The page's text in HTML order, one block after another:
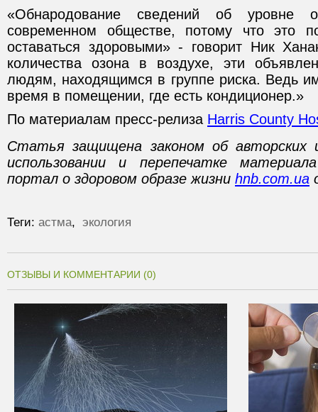
«Обнародование сведений об уровне
современном обществе, потому что это
оставаться здоровыми» - говорит Ник
количества озона в воздухе, эти
людям, находящимся в группе риска. Ведь
время в помещении, где есть кондиционер.»
По материалам пресс-релиза Harris County
Статья защищена законом об авторских
использовании и перепечатке
портал о здоровом образе жизни hnb.com.ua
Теги: астма, экология
ОТЗЫВЫ И КОММЕНТАРИИ (0)